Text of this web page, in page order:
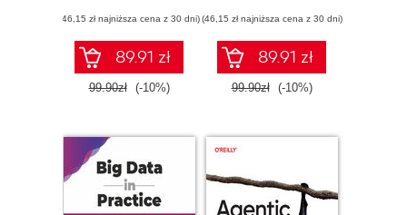
(46,15 zł najniższa cena z 30 dni)
89.91 zł
99.90zł (-10%)
(46,15 zł najniższa cena z 30 dni)
89.91 zł
99.90zł (-10%)